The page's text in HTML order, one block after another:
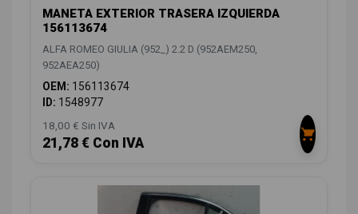
MANETA EXTERIOR TRASERA IZQUIERDA
156113674
ALFA ROMEO GIULIA (952_) 2.2 D (952AEM250,
952AEA250)
OEM: 156113674
ID: 1548977
18,00 € Sin IVA
21,78 € Con IVA